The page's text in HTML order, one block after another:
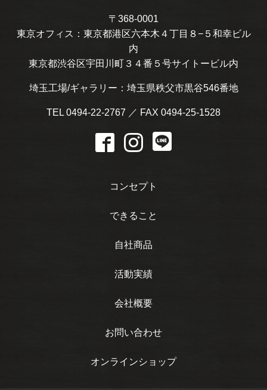
〒368-0001
東京オフィス：東京都港区六本木４丁目８−５和幸ビル
内
東京都渋谷区宇田川町３４番５号サイトービル内
埼玉工場/ギャラリー：埼玉県秩父市黒谷546番地
TEL 0494-22-2767 ／ FAX 0494-25-1528
コンセプト
できること
自社商品
活動実績
会社概要
お問い合わせ
オンラインショップ